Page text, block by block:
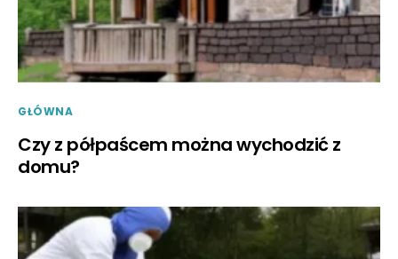
GŁÓWNA
Czy z półpaścem można wychodzić z
domu?